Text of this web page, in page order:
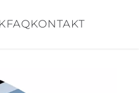
FAQKONTAKT